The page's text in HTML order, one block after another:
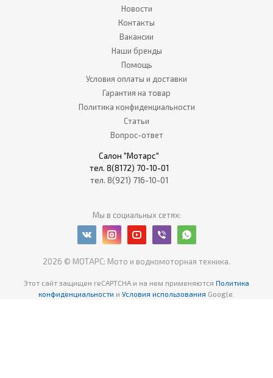
Новости
Контакты
Вакансии
Наши бренды
Помощь
Условия оплаты и доставки
Гарантия на товар
Политика конфиденциальности
Статьи
Вопрос-ответ
Салон "Мотарс"
тел. 8(8172) 70-10-01
тел. 8(921) 716-10-01
Мы в социальных сетях:
2026 © МОТАРС: Мото и водномоторная техника.
Этот сайт защищен reCAPTCHA и на нем применяются Политика
конфиденциальности и Условия использования Google.